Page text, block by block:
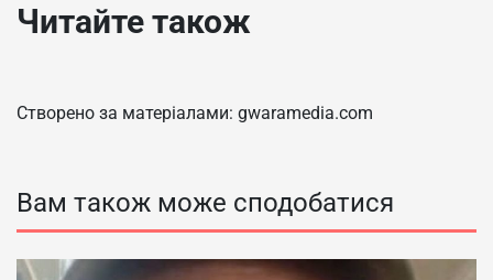
Читайте також
Створено за матеріалами: gwaramedia.com
Вам також може сподобатися